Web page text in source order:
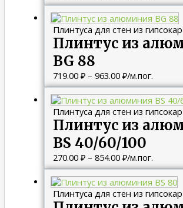
Плинтуса для стен из
Плинтус из
BG 88
719.00 ₽ – 963.00 ₽
Диапазон
цен:
719.00 ₽
–
/м.пог.
Плинтуса для стен из
Плинтус из
BS 40/60/100
270.00 ₽ – 854.00 ₽
Диапазон
цен:
270.00 ₽
–
854.00 ₽
/м.пог.
Плинтуса для стен из
Диапазон
цен:
580.00 ₽